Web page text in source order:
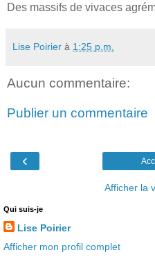
Des massifs de vivaces
Lise Poirier à 1:25 p.m.
Aucun commentaire:
Publier un commentaire
‹
Afficher la
Qui suis-je
Lise Poirier
Afficher mon profil complet